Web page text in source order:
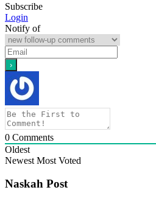
Subscribe
Login
Notify of
0 Comments
Oldest
Newest Most Voted
Naskah Post